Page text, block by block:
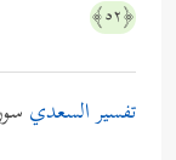
﴿٥٢﴾
تفسير السعدي